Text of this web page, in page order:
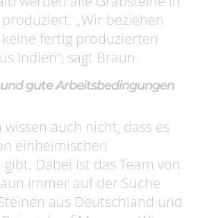
„Wir beziehen
fertig produzierten
Indien“, sagt Braun.
gute Arbeitsbedingungen
auch nicht, dass es
einheimischen
Dabei ist das Team von
immer auf der Suche
aus Deutschland und